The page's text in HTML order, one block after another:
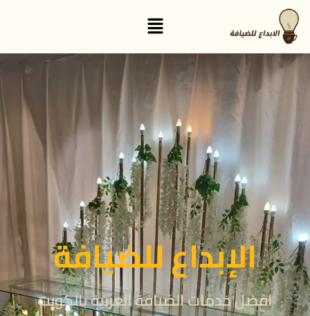
القائمة
الإبداع للضيافة
افضل خدمات الضيافة العربية بالكويت